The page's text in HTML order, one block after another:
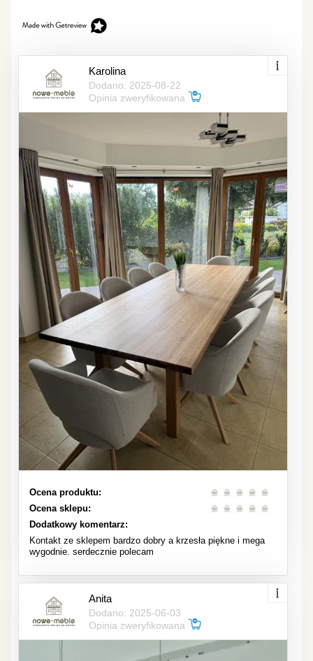
Karolina
Dodano: 2025-08-22
Opinia zweryfikowana
Ocena produktu:
Ocena sklepu:
Dodatkowy komentarz:
Kontakt ze sklepem bardzo dobry a krzesła piękne i mega
wygodnie. serdecznie polecam
Anita
Dodano: 2025-06-03
Opinia zweryfikowana